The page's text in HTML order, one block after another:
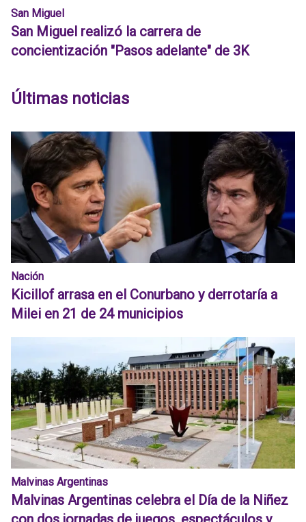
San Miguel
San Miguel realizó la carrera de
concientización "Pasos adelante" de 3K
Últimas noticias
Nación
Kicillof arrasa en el Conurbano y derrotaría a
Milei en 21 de 24 municipios
Malvinas Argentinas
Malvinas Argentinas celebra el Día de la Niñez